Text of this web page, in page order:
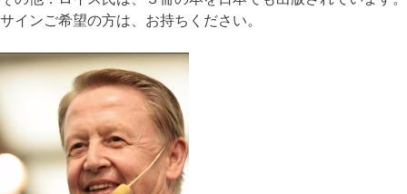
サインご希望の方は、お持ちください。